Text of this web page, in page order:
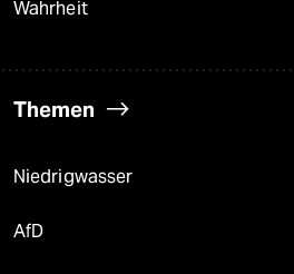
Wahrheit
Themen
Niedrigwasser
AfD